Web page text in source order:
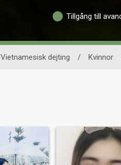
Tillgång till
Vietnamesisk dejting / Kvinnor